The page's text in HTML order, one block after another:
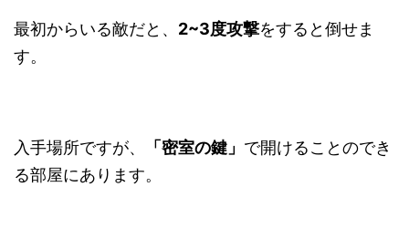
最初からいる敵だと、 2~3度攻撃をすると倒せま
す。
入手場所ですが、 「密室の鍵」 で開けることのでき
る部屋にあります。